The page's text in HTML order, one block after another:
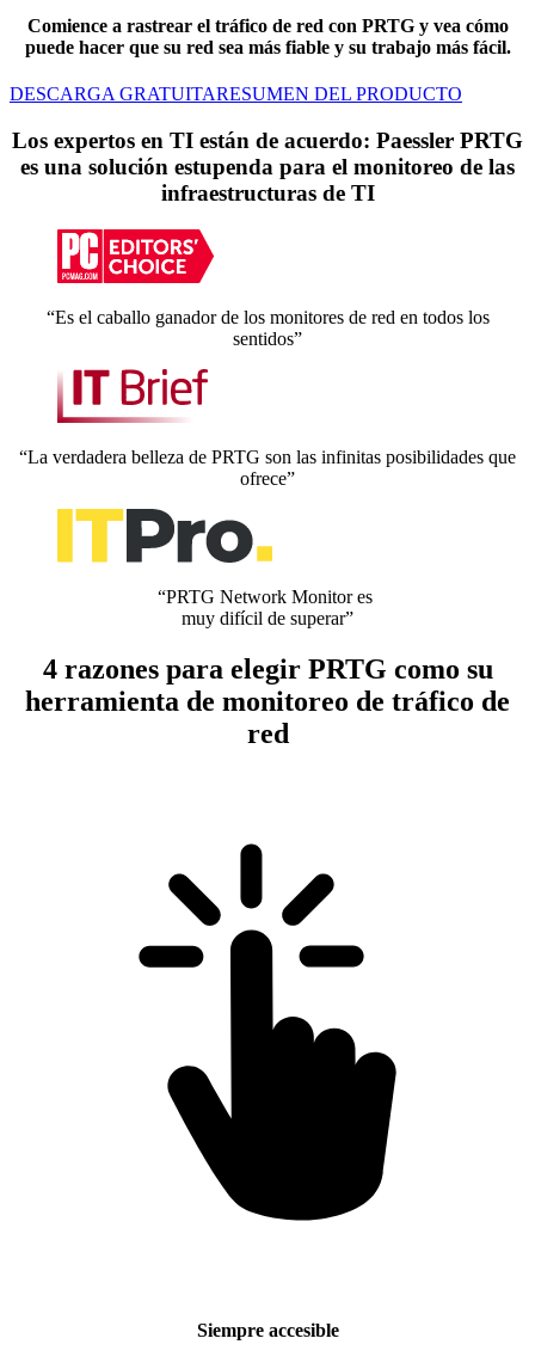
Comience a rastrear el tráfico de red con PRTG y vea cómo
puede hacer que su red sea más fiable y su trabajo más fácil.
DESCARGA GRATUITARESUMEN DEL PRODUCTO
Los expertos en TI están de acuerdo: Paessler PRTG
es una solución estupenda para el monitoreo de las
infraestructuras de TI
“Es el caballo ganador de los monitores de red en todos los
sentidos”
“La verdadera belleza de PRTG son las infinitas posibilidades que
ofrece”
“PRTG Network Monitor es
muy difícil de superar”
4 razones para elegir PRTG como su
herramienta de monitoreo de tráfico de
red
Siempre accesible